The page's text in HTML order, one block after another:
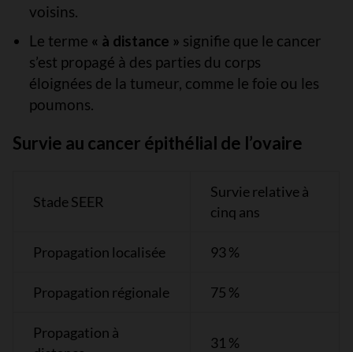
voisins.
Le terme « à distance » signifie que le cancer
s’est propagé à des parties du corps
éloignées de la tumeur, comme le foie ou les
poumons.
Survie au cancer épithélial de l’ovaire
Stade SEER
Survie relative à
cinq ans
Propagation localisée 93 %
Propagation régionale 75 %
Propagation à
31 %